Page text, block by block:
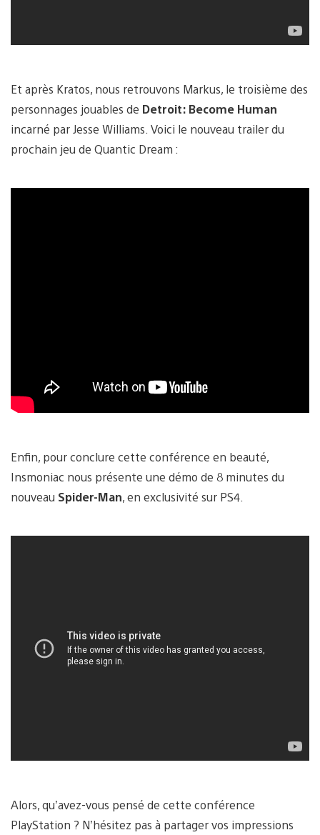
Et après Kratos, nous retrouvons Markus, le troisième des
personnages jouables de Detroit: Become Human
incarné par Jesse Williams. Voici le nouveau trailer du
prochain jeu de Quantic Dream :
Enfin, pour conclure cette conférence en beauté,
Insmoniac nous présente une démo de 8 minutes du
nouveau Spider-Man, en exclusivité sur PS4.
Alors, qu’avez-vous pensé de cette conférence
PlayStation ? N’hésitez pas à partager vos impressions